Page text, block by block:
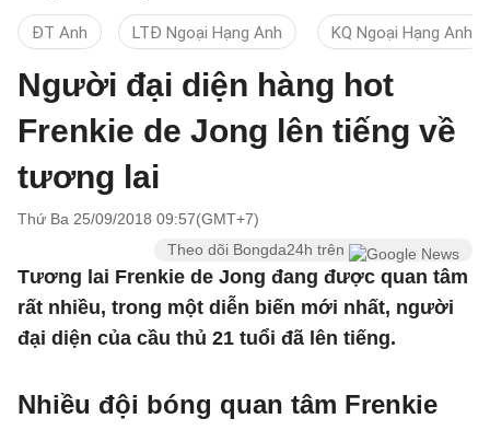
ĐT Anh LTĐ Ngoại Hạng Anh KQ Ngoại Hạng Anh
Người đại diện hàng hot
Frenkie de Jong lên tiếng về
tương lai
Thứ Ba 25/09/2018 09:57(GMT+7)
Theo dõi Bongda24h trên
Tương lai Frenkie de Jong đang được quan tâm
rất nhiều, trong một diễn biến mới nhất, người
đại diện của cầu thủ 21 tuổi đã lên tiếng.
Nhiều đội bóng quan tâm Frenkie